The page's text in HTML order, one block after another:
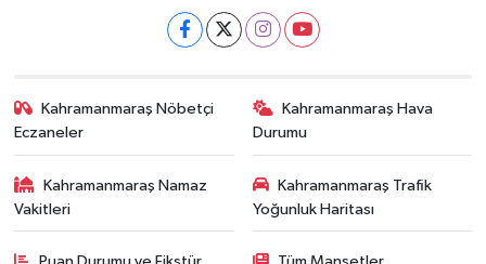
Kahramanmaraş Nöbetçi
Eczaneler
Kahramanmaraş Hava
Durumu
Kahramanmaraş Namaz
Vakitleri
Kahramanmaraş Trafik
Yoğunluk Haritası